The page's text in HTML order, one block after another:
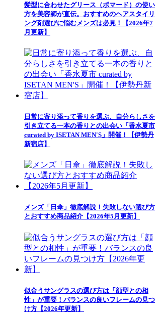
髪型に合わせたグリース（ポマード）の使い
方を美容師が直伝。おすすめのヘアスタイリ
ング剤選びに悩むメンズは必見！【2026年7
月更新】
日常に寄り添って香りを選ぶ、自分らしさを
引き立てる一本の香りとの出会い「香水夏市
curated by ISETAN MEN'S」開催！【伊勢丹
新宿店】
メンズ「日傘」徹底解説！失敗しない選び方
とおすすめ商品紹介【2026年5月更新】
似合うサングラスの選び方は「顔型との相
性」が重要！バランスの良いフレームの見つ
け方【2026年更新】